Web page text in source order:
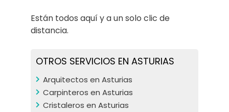
Están todos aquí y a un solo clic de
distancia.
OTROS SERVICIOS EN ASTURIAS
Arquitectos en Asturias
Carpinteros en Asturias
Cristaleros en Asturias